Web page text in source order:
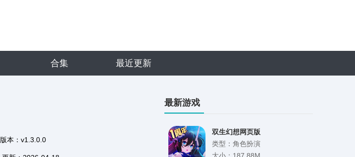
合集 最近更新
版本：v1.3.0.0
最新游戏
双生幻想网页版
类型：角色扮演